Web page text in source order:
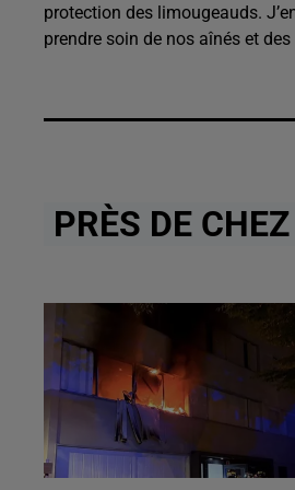
protection des limougeauds.
prendre soin de nos aînés et
PRÈS DE